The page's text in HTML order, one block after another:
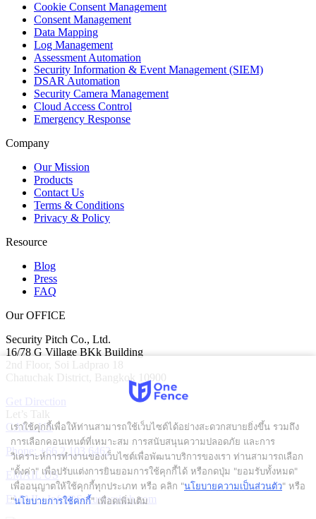
Cookie Consent Management
Consent Management
Data Mapping
Log Management
Assessment Automation
Security Information & Event Management (SIEM)
DSAR Automation
Security Camera Management
Cloud Access Control
Emergency Response
Company
Our Mission
Products
Contact Us
Terms & Conditions
Privacy & Policy
Resource
Blog
Press
FAQ
Our OFFICE
Security Pitch Co., Ltd.
16/78 G Village BKk Building
2nd Floor, Soi Ladprao 18
Chatuchak District, Bangkok 10900
Get Direction
Let’s Talk
CALL US
Phone: +66 2 103 6462
EMAIL US
EMAIL: Info@Securitypitch.com
เราใช้คุกกี้เพื่อให้ท่านสามารถใช้เว็บไซต์ได้อย่างสะดวกสบายยิ่งขึ้น รวมถึง
การเลือกคอนเทนต์ที่เหมาะสม การสนับสนุนความปลอดภัย และการ
วิเคราะห์การทำงานของเว็บไซต์เพื่อพัฒนาบริการของเรา ท่านสามารถเลือก
"ตั้งค่า" เพื่อปรับแต่งการยินยอมการใช้คุกกี้ได้ หรือกดปุ่ม "ยอมรับทั้งหมด"
เพื่ออนุญาตให้ใช้คุกกี้ทุกประเภท หรือ คลิก "นโยบายความเป็นส่วนตัว" หรือ
"นโยบายการใช้คุกกี้" เพื่อดูเพิ่มเติม